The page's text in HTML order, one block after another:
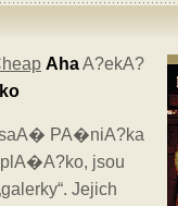
AhaA?ekA?
PA�niA?ka
jsou
Jejich